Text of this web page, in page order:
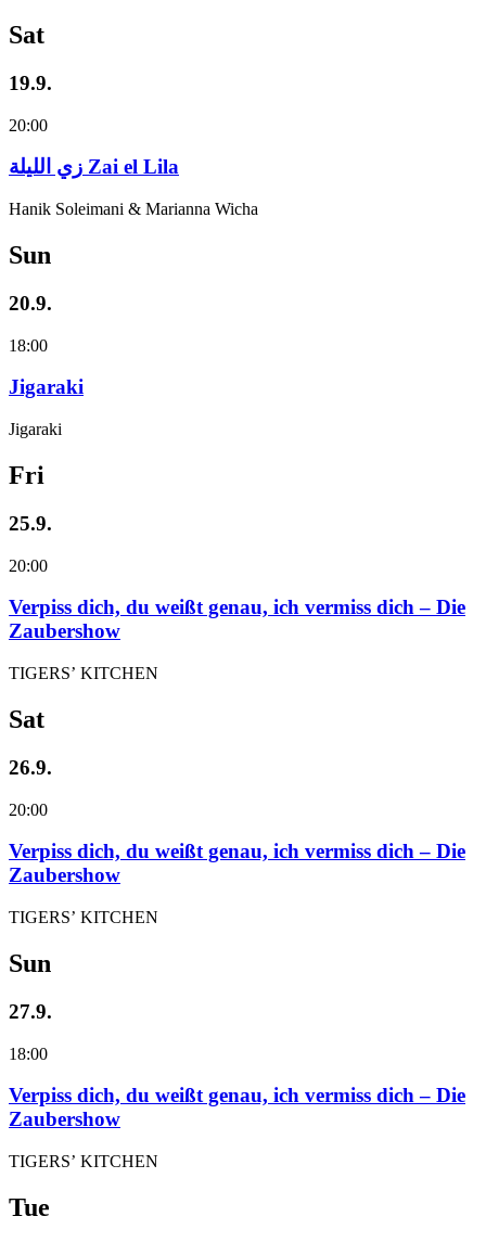
Sat
19.9.
20:00
زي‌ اللیلة Zai el Lila
Hanik Soleimani & Marianna Wicha
Sun
20.9.
18:00
Jigaraki
Jigaraki
Fri
25.9.
20:00
Verpiss dich, du weißt genau, ich vermiss dich – Die
Zaubershow
TIGERS’ KITCHEN
Sat
26.9.
20:00
Verpiss dich, du weißt genau, ich vermiss dich – Die
Zaubershow
TIGERS’ KITCHEN
Sun
27.9.
18:00
Verpiss dich, du weißt genau, ich vermiss dich – Die
Zaubershow
TIGERS’ KITCHEN
Tue